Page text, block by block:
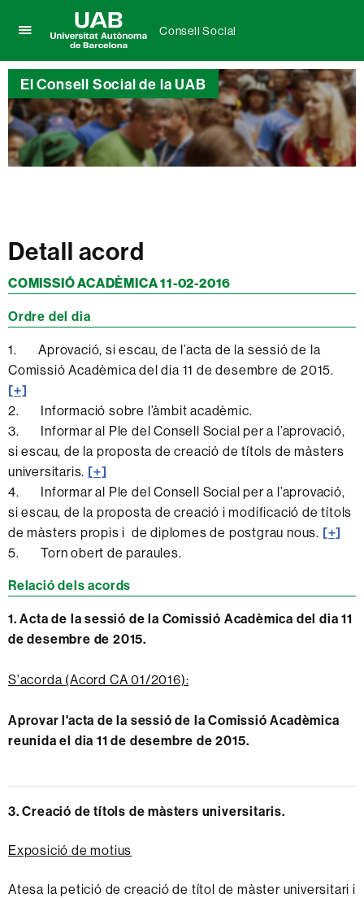
per
desplegar
el
menú
de
Consell
Social
Universitat
Autònoma
de
Barcelona
Consell Social
El Consell Social de la UAB
Detall acord
COMISSIÓ ACADÈMICA 11-02-2016
Ordre del dia
1. Aprovació, si escau, de l’acta de la sessió de la
Comissió Acadèmica del dia 11 de desembre de 2015.
[+]
2. Informació sobre l’àmbit acadèmic.
3. Informar al Ple del Consell Social per a l’aprovació,
si escau, de la proposta de creació de títols de màsters
universitaris. [+]
4. Informar al Ple del Consell Social per a l’aprovació,
si escau, de la proposta de creació i modificació de títols
de màsters propis i de diplomes de postgrau nous. [+]
5. Torn obert de paraules.
Relació dels acords
1. Acta de la sessió de la Comissió Acadèmica del dia 11
de desembre de 2015.
S'acorda (Acord CA 01/2016):
Aprovar l'acta de la sessió de la Comissió Acadèmica
reunida el dia 11 de desembre de 2015.
3. Creació de títols de màsters universitaris.
Exposició de motius
Atesa la petició de creació de títol de màster universitari i